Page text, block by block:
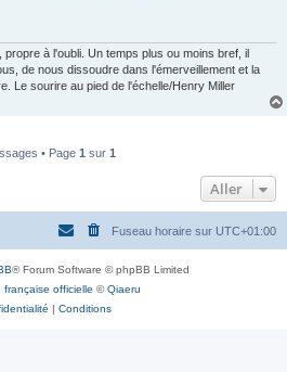
à l'oubli. Un temps plus ou moins bref, il
de nous dissoudre dans l'émerveillement et la
Le sourire au pied de l'échelle/Henry Miller
• Page 1 sur 1
Aller
Fuseau horaire sur UTC+01:00
® Forum Software © phpBB Limited
française officielle ©Qiaeru
| Conditions